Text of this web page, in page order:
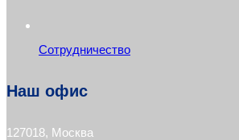
Сотрудничество
Наш офис
127018, Москва